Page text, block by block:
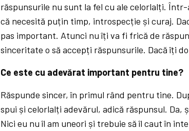
răspunsurile nu sunt la fel cu ale celorlalți.
că necesită puțin timp, introspecție și curaj.
pas important. Atunci nu îți va fi frică de
sinceritate o să accepți răspunsurile. Dacă îți
Ce este cu adevărat important pentru tine?
Răspunde sincer, în primul rând pentru tine.
spui și celorlalți adevărul, adică răspunsul. Da,
Nici eu nu îl am uneori și trebuie să îl caut în